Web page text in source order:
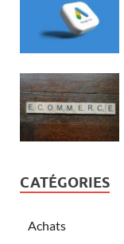
CATÉGORIES
Achats